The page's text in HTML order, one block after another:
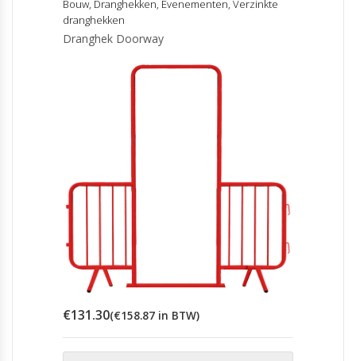
Bouw, Dranghekken, Evenementen, Verzinkte
dranghekken
Dranghek Doorway
€131.30(€158.87 in BTW)